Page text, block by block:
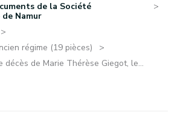
de la Société
Namur
régime (19 pièces)
décès de Marie Thérèse Giegot, le...